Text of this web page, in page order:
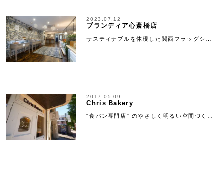
2023.07.12
ブランディア心斎橋店
サスティナブルを体現した関西フラッグシ…
2017.05.09
Chris Bakery
"食パン専門店" のやさしく明るい空間づく…